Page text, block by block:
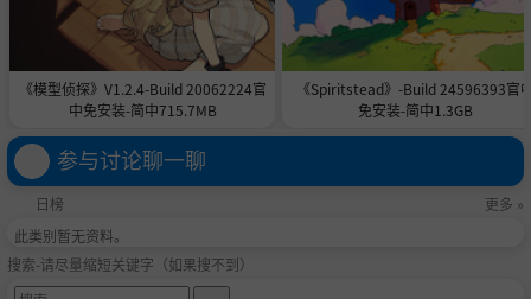
《模型侦探》V1.2.4-Build 20062224官
中免安装-简中715.7MB
《Spiritstead》-Build 24596393官
免安装-简中1.3GB
参与讨论聊一聊
日榜
更多 »
此类别暂无资料。
搜索-请尽量缩短关键字（如果搜不到）